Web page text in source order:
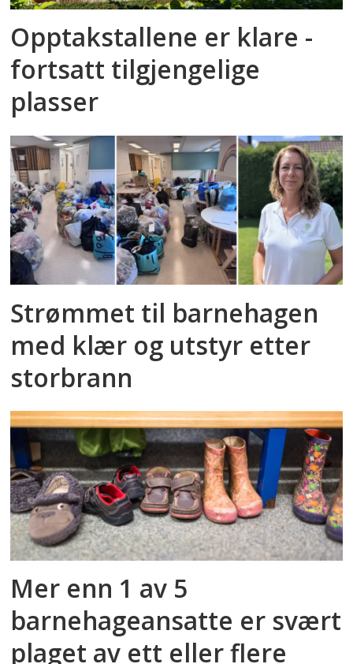
Opptakstallene er klare -
fortsatt tilgjengelige
plasser
Strømmet til barnehagen
med klær og utstyr etter
storbrann
Mer enn 1 av 5
barnehageansatte er svært
plaget av ett eller flere